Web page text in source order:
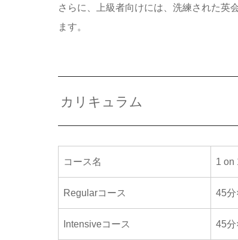
さらに、上級者向けには、洗練された英
ます。
カリキュラム
コース名 1 on
Regularコース 45分
Intensiveコース 45分